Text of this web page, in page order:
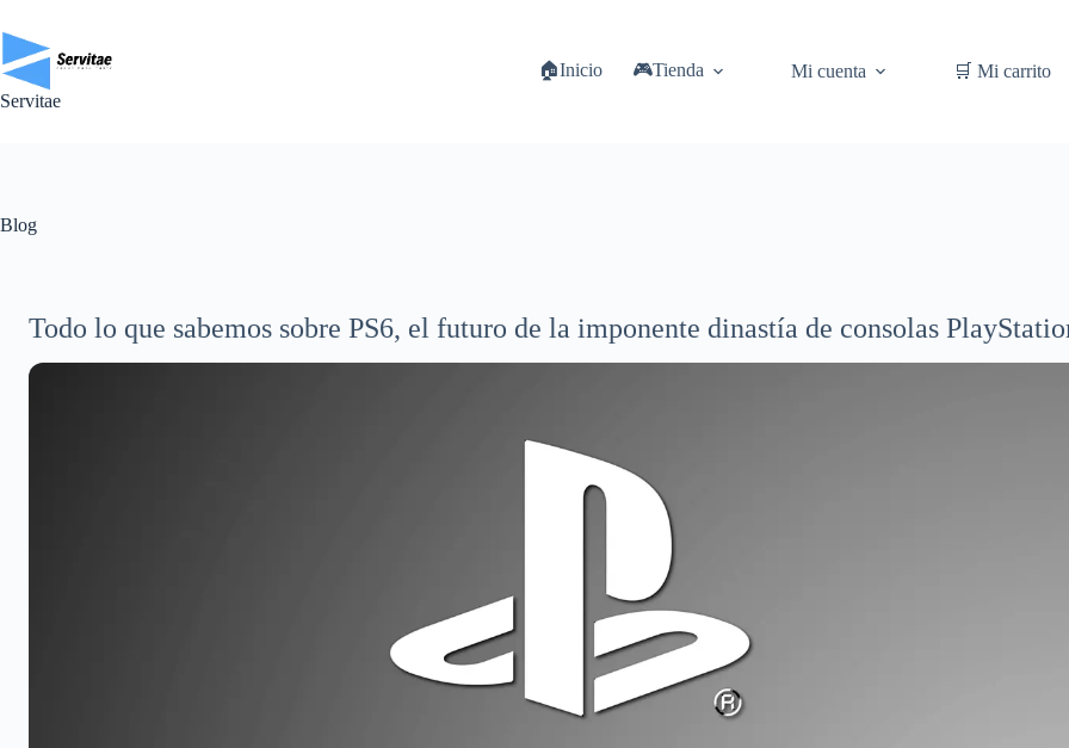
al
contenido
Servitae
🏠Inicio 🎮Tienda Mi cuenta 🛒 Mi carrito
Blog
Todo lo que sabemos sobre PS6, el futuro de la imponente dinastía de consolas